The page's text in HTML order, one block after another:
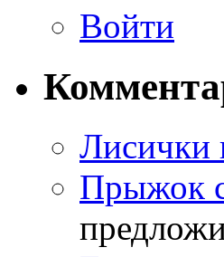
Войти
Лисички
Прыжок